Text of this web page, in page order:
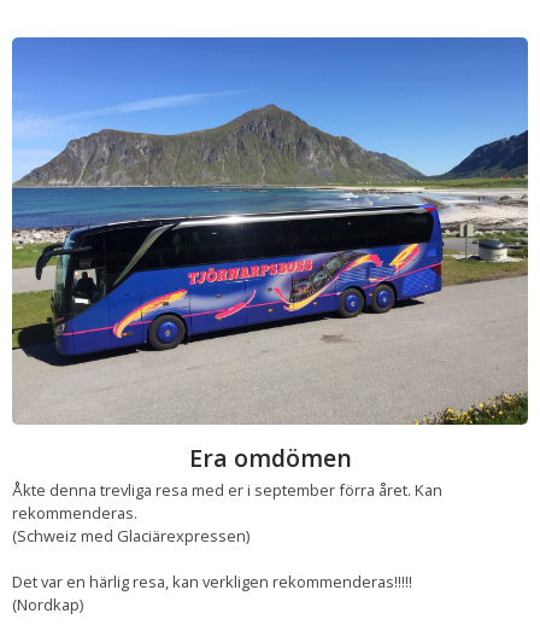
Era omdömen
Åkte denna trevliga resa med er i september förra året. Kan
rekommenderas.
(Schweiz med Glaciärexpressen)
Det var en härlig resa, kan verkligen rekommenderas!!!!!
(Nordkap)